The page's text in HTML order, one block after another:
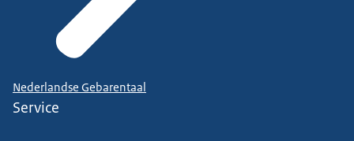
Nederlandse Gebarentaal
Service